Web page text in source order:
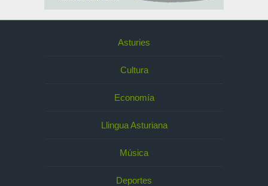
Asturies
Cultura
Economía
Llingua Asturiana
Música
Deportes